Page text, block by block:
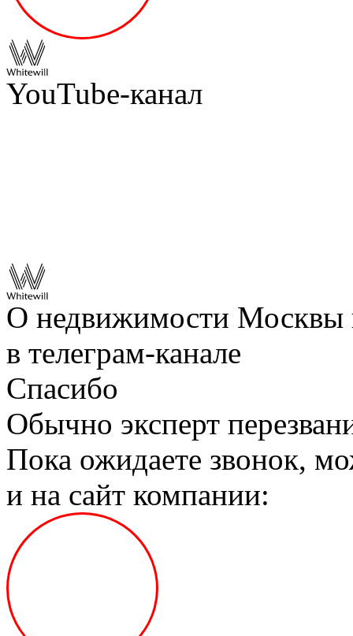
YouTube-канал
О недвижимости Москвы
в телеграм‑канале
Спасибо
Обычно эксперт
Пока ожидаете звонок,
и на сайт компании: